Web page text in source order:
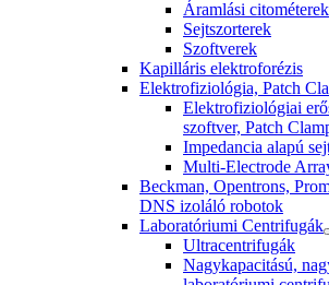
Áramlási citométerek
Sejtszorterek
Szoftverek
Kapilláris elektroforézis
Elektrofiziológia, Patch
Elektrofiziológiai
szoftver, Patch
Impedancia alapú
Multi-Electrode
Beckman, Opentrons,
DNS izoláló robotok
Laboratóriumi Centrifugák
Ultracentrifugák
Nagykapacitású,